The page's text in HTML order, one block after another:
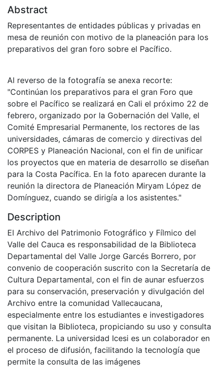
Abstract
Representantes de entidades públicas y privadas en
mesa de reunión con motivo de la planeación para los
preparativos del gran foro sobre el Pacífico.
Al reverso de la fotografía se anexa recorte:
"Continúan los preparativos para el gran Foro que
sobre el Pacífico se realizará en Cali el próximo 22 de
febrero, organizado por la Gobernación del Valle, el
Comité Empresarial Permanente, los rectores de las
universidades, cámaras de comercio y directivas del
CORPES y Planeación Nacional, con el fin de unificar
los proyectos que en materia de desarrollo se diseñan
para la Costa Pacífica. En la foto aparecen durante la
reunión la directora de Planeación Miryam López de
Domínguez, cuando se dirigía a los asistentes."
Description
El Archivo del Patrimonio Fotográfico y Fílmico del
Valle del Cauca es responsabilidad de la Biblioteca
Departamental del Valle Jorge Garcés Borrero, por
convenio de cooperación suscrito con la Secretaría de
Cultura Departamental, con el fin de aunar esfuerzos
para su conservación, preservación y divulgación del
Archivo entre la comunidad Vallecaucana,
especialmente entre los estudiantes e investigadores
que visitan la Biblioteca, propiciando su uso y consulta
permanente. La universidad Icesi es un colaborador en
el proceso de difusión, facilitando la tecnología que
permite la consulta de las imágenes